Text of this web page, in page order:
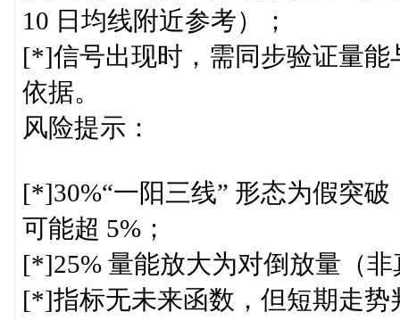
10 日均线附近参考）；
[*]信号出现时，需同步验证量
依据。
风险提示：
[*]30%“一阳三线” 形态为假突
可能超 5%；
[*]25% 量能放大为对倒放量（
[*]指标无未来函数，但短期走势